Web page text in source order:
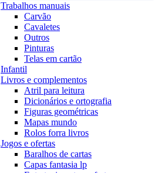
Trabalhos manuais
Carvão
Cavaletes
Outros
Pinturas
Telas em cartão
Infantil
Livros e complementos
Atril para leitura
Dicionários e ortografia
Figuras geométricas
Mapas mundo
Rolos forra livros
Jogos e ofertas
Baralhos de cartas
Capas fantasia lp